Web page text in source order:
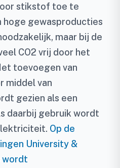
stikstof toe te
hoge gewasproducties
maar bij de
CO2 vrij door het
toevoegen van
middel van
gezien als een
daarbij gebruik wordt
Op de
University &
wordt